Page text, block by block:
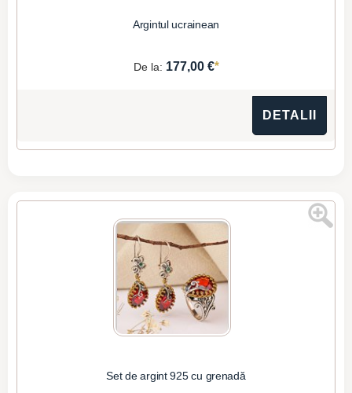
Argintul ucrainean
De la: 177,00 €*
DETALII
Set de argint 925 cu grenadă